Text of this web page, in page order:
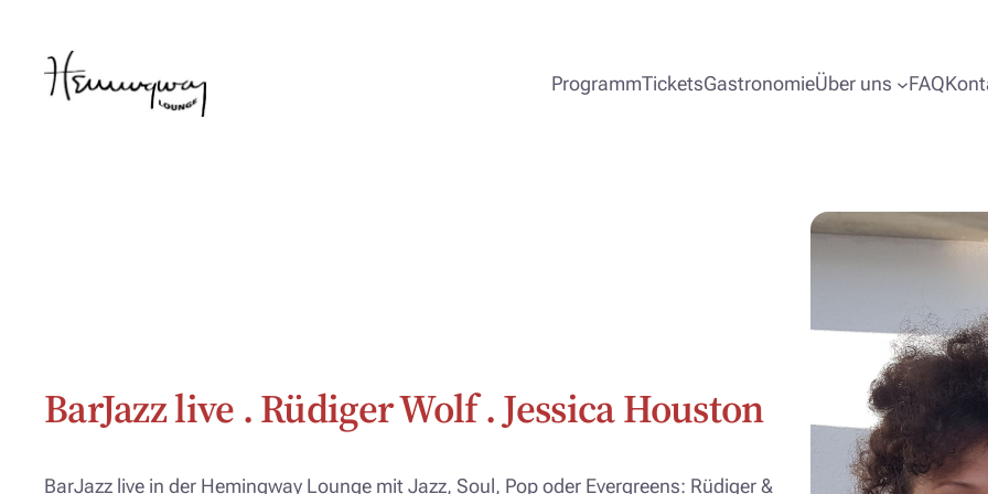
Inhalt
springen
ProgrammTicketsGastronomieÜber uns FAQ
BarJazz live . Rüdiger Wolf . Jessica Houston
BarJazz live in der Hemingway Lounge mit Jazz, Soul, Pop oder Evergreens: Rüdiger &